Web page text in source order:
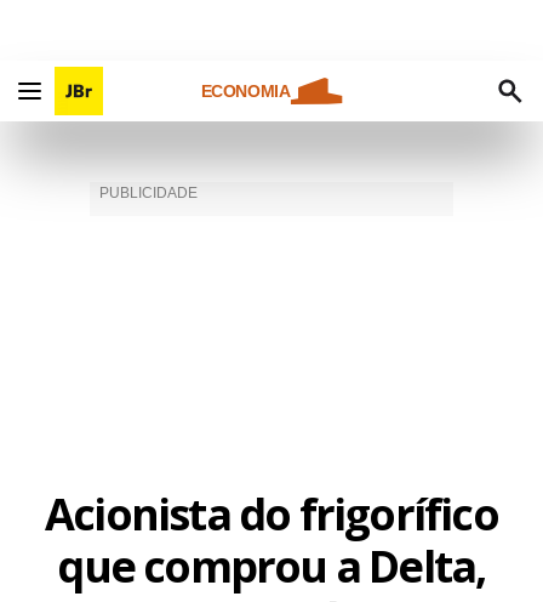
ECONOMIA
Acionista do frigorífico
que comprou a Delta,